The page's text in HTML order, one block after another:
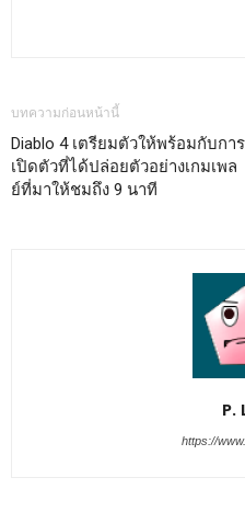
บทความก่อนหน้านี้
Diablo 4 เตรียมตัวให้พร้อมกับการ
เปิดตัวที่ได้ปล่อยตัวอย่างเกมเพล
ย์ที่มาให้ชมถึง 9 นาที
P.
https://